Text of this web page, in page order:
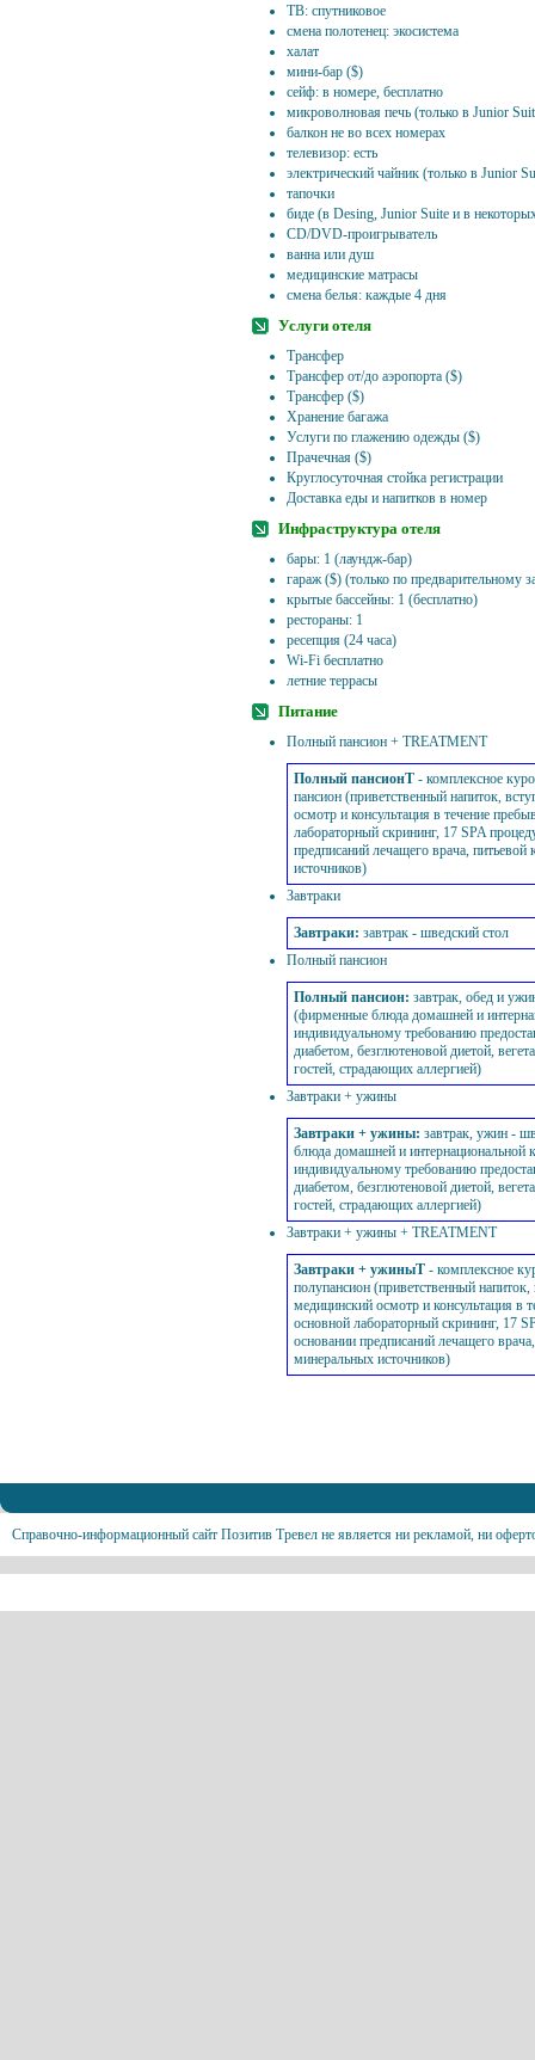
ТВ: спутниковое
смена полотенец: экосистема
халат
мини-бар ($)
сейф: в номере, бесплатно
микроволновая печь (только в Junior
балкон не во всех номерах
телевизор: есть
электрический чайник (только в Junior
тапочки
биде (в Desing, Junior Suite и в
CD/DVD-проигрыватель
ванна или душ
медицинские матрасы
смена белья: каждые 4 дня
Услуги отеля
Трансфер
Трансфер от/до аэропорта ($)
Трансфер ($)
Хранение багажа
Услуги по глажению одежды ($)
Прачечная ($)
Круглосуточная стойка регистрации
Доставка еды и напитков в номер
Инфраструктура отеля
бары: 1 (лаундж-бар)
гараж ($) (только по предварительному
крытые бассейны: 1 (бесплатно)
рестораны: 1
ресепция (24 часа)
Wi-Fi бесплатно
летние террасы
Питание
Полный пансион + TREATMENT
Полный пансионT - комплексное
пансион (приветственный напиток,
осмотр и консультация в течение
лабораторный скрининг, 17 SPA
предписаний лечащего врача,
источников)
Завтраки
Завтраки: завтрак - шведский стол
Полный пансион
Полный пансион: завтрак, обед и
(фирменные блюда домашней и
индивидуальному требованию
диабетом, безглютеновой диетой,
гостей, страдающих аллергией)
Завтраки + ужины
Завтраки + ужины: завтрак, ужин -
блюда домашней и интернациональной
индивидуальному требованию
диабетом, безглютеновой диетой,
гостей, страдающих аллергией)
Завтраки + ужины + TREATMENT
Завтраки + ужиныT - комплексное
полупансион (приветственный напиток,
медицинский осмотр и консультация в
основной лабораторный скрининг, 17
основании предписаний лечащего
минеральных источников)
Справочно-информационный сайт Позитив Тревел не является ни рекламой, ни